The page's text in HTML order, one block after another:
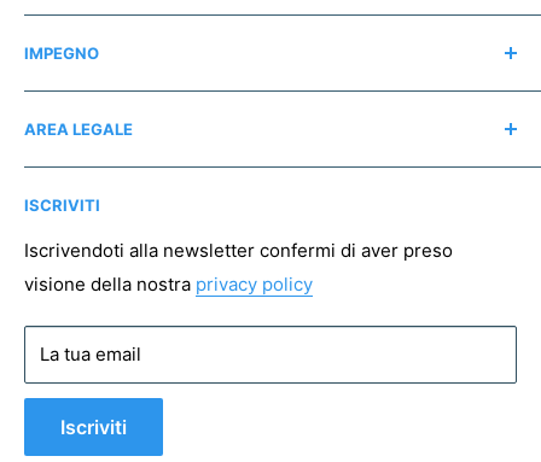
Contatti
Chi siamo
Recensioni
Instagram
Mappa del sito
IMPEGNO
Regali consapevoli
Associazioni no profit
AREA LEGALE
Pagamento sicuro
Spedizioni
Resi
Condizioni di vendita
Privacy policy
Cookie policy
ISCRIVITI
Iscrivendoti alla newsletter confermi di aver preso
visione della nostra privacy policy
La tua email
Iscriviti